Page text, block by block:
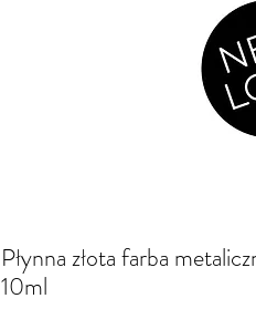
Płynna złota farba
10ml